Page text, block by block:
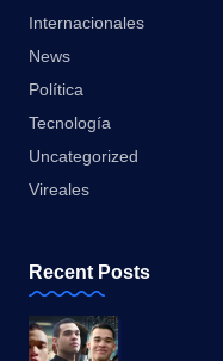
Internacionales
News
Política
Tecnología
Uncategorized
Vireales
Recent Posts